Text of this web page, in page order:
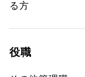
る方
役職